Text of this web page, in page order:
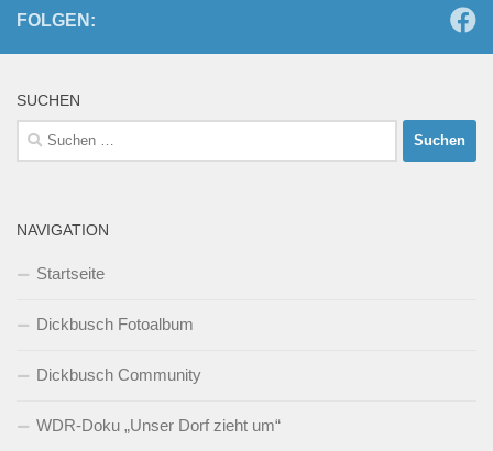
FOLGEN:
SUCHEN
Suchen
nach:
NAVIGATION
Startseite
Dickbusch Fotoalbum
Dickbusch Community
WDR-Doku „Unser Dorf zieht um“